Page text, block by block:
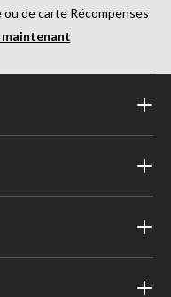
ou de carte Récompenses
maintenant